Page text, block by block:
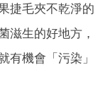
捷毛夾不乾淨的
滋生的好地方，
有機會「污染」